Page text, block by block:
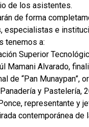
de los asistentes.
de forma
especialistas e
tenemos a:
Superior
Mamani Alvarado,
de “Pan Munaypan”,
y Pastelería,
representante y
contemporánea de